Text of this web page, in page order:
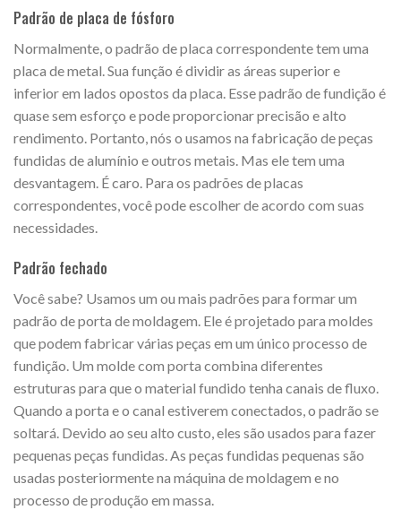
Padrão de placa de fósforo
Normalmente, o padrão de placa correspondente tem uma
placa de metal. Sua função é dividir as áreas superior e
inferior em lados opostos da placa. Esse padrão de fundição é
quase sem esforço e pode proporcionar precisão e alto
rendimento. Portanto, nós o usamos na fabricação de peças
fundidas de alumínio e outros metais. Mas ele tem uma
desvantagem. É caro. Para os padrões de placas
correspondentes, você pode escolher de acordo com suas
necessidades.
Padrão fechado
Você sabe? Usamos um ou mais padrões para formar um
padrão de porta de moldagem. Ele é projetado para moldes
que podem fabricar várias peças em um único processo de
fundição. Um molde com porta combina diferentes
estruturas para que o material fundido tenha canais de fluxo.
Quando a porta e o canal estiverem conectados, o padrão se
soltará. Devido ao seu alto custo, eles são usados para fazer
pequenas peças fundidas. As peças fundidas pequenas são
usadas posteriormente na máquina de moldagem e no
processo de produção em massa.